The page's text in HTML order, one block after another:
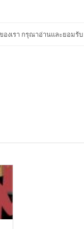
องเรา กรุณาอ่านและยอมรับ